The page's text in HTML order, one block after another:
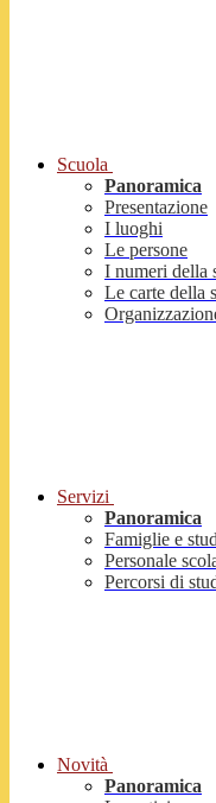
Scuola
Panoramica
Presentazione
I luoghi
Le persone
I numeri della
Le carte della
Servizi
Panoramica
Famiglie e
Personale
Percorsi di
Novità
Panoramica